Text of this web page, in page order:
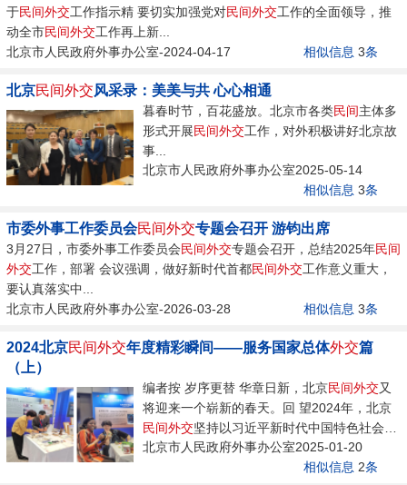
于民间外交工作指示精 要切实加强党对民间外交工作的全面领导，推
动全市民间外交工作再上新...
北京市人民政府外事办公室-2024-04-17
相似信息 3条
北京民间外交风采录：美美与共 心心相通
暮春时节，百花盛放。北京市各类民间主体多
形式开展民间外交工作，对外积极讲好北京故
事...
北京市人民政府外事办公室2025-05-14
相似信息 3条
市委外事工作委员会民间外交专题会召开 游钧出席
3月27日，市委外事工作委员会民间外交专题会召开，总结2025年民间
外交工作，部署 会议强调，做好新时代首都民间外交工作意义重大，
要认真落实中...
北京市人民政府外事办公室-2026-03-28
相似信息 3条
2024北京民间外交年度精彩瞬间——服务国家总体外交篇
（上）
编者按 岁序更替 华章日新，北京民间外交又
将迎来一个崭新的春天。回 望2024年，北京
民间外交坚持以习近平新时代中国特色社会主
义...
北京市人民政府外事办公室2025-01-20
相似信息 2条